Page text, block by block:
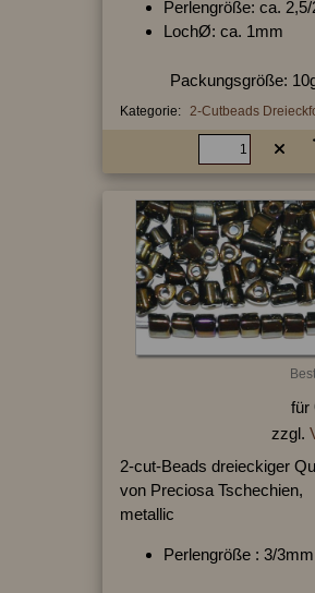
Perlengröße: ca.
LochØ: ca. 1mm
Packungsgröße:
Kategorie: 2-Cutbeads
für
zzgl.
2-cut-Beads dreieckiger
von Preciosa Tschechien,
metallic
Perlengröße : 3/3mm